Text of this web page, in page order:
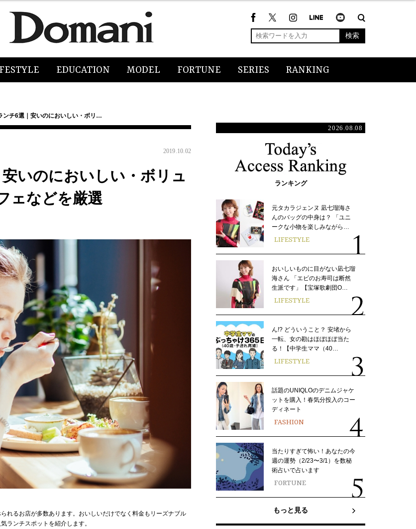
検索
EDUCATION MODEL FORTUNE SERIES RANKING
ンチ6選｜安いのにおいしい・ボリ…
2019.10.02
いのにおいしい・ボリュ
ェなどを厳選
れるお店が多数あります。おいしいだけでなく料金もリーズナブル
ランチスポットを紹介します。
2026.08.08
ランキング
元タカラジェンヌ 凪七瑠海さ
んのバッグの中身は？ 「ユニ
ークな小物を楽しみながら…
LIFESTYLE
おいしいものに目がない凪七瑠
海さん 「エビのお寿司は断然
生派です」【宝塚歌劇団O…
LIFESTYLE
ん!? どういうこと？ 安堵から
一転、女の勘はほぼほぼ当た
る！【中学生ママ（40…
LIFESTYLE
話題のUNIQLOのデニムジャケ
ットを購入！春気分投入のコー
ディネート
FASHION
当たりすぎて怖い！あなたの今
週の運勢（2/23〜3/1）を数秘
術占いで占います
FORTUNE
もっと見る